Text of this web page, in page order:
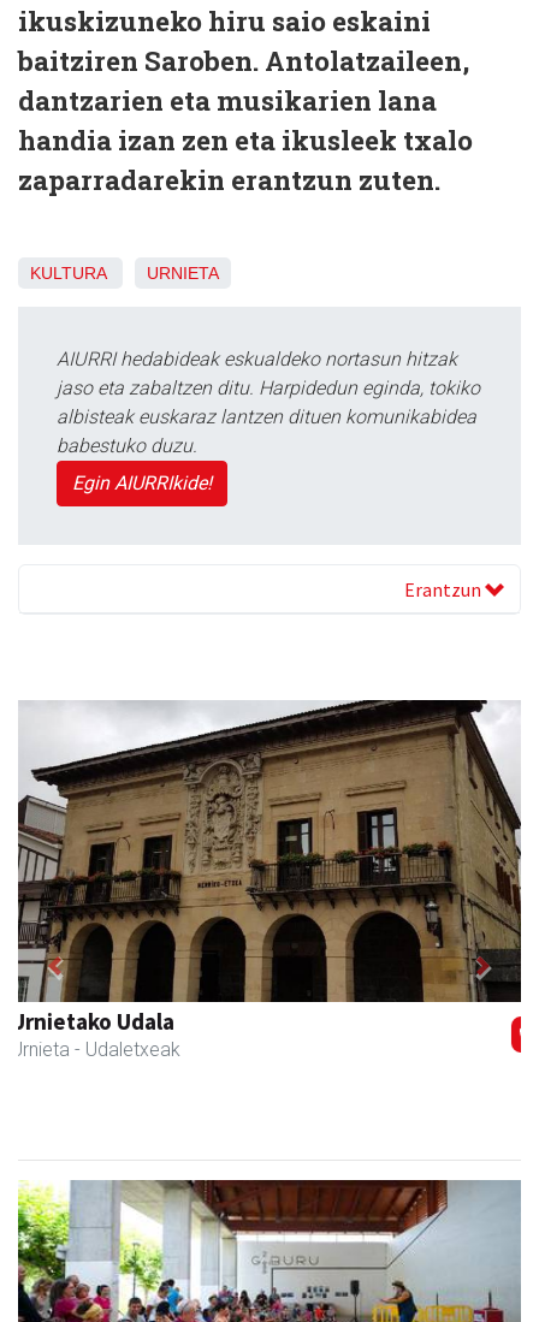
ikuskizuneko hiru saio eskaini
baitziren Saroben. Antolatzaileen,
dantzarien eta musikarien lana
handia izan zen eta ikusleek txalo
zaparradarekin erantzun zuten.
KULTURA URNIETA
AIURRI hedabideak eskualdeko nortasun hitzak
jaso eta zabaltzen ditu. Harpidedun eginda, tokiko
albisteak euskaraz lantzen dituen komunikabidea
babestuko duzu.
Egin AIURRIkide!
Erantzun
Urnietako AEK euskaltegia
Urnieta - Euskaltegiak
Previous Next